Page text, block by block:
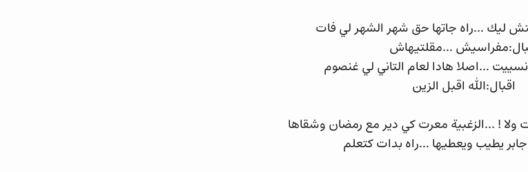
ليك ...راه جاتها حق شهر الشهر لي فات
...مقلتيهاش
...اصلا هادا لعام التاني لي غنصوم
اقبال:الله اقبل الزين
ولا ! ...الزغبية معرت كي دير مع رمضان وشقاها
جابر يطيب ويعطيها ...راه بدات كتعلم